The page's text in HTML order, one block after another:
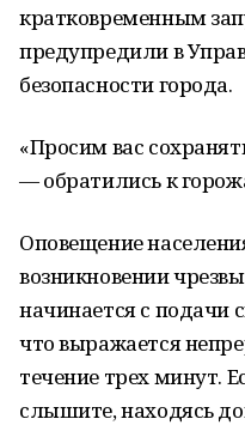
кратковременным
предупредили в
безопасности города.
«Просим вас
— обратились к
Оповещение
возникновении
начинается с подачи
что выражается
течение трех минут.
слышите, находясь